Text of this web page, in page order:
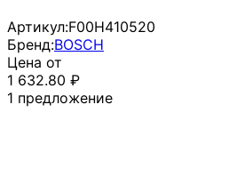
Артикул:F00H410520
Бренд:BOSCH
Цена от
1 632.80 ₽
1 предложение